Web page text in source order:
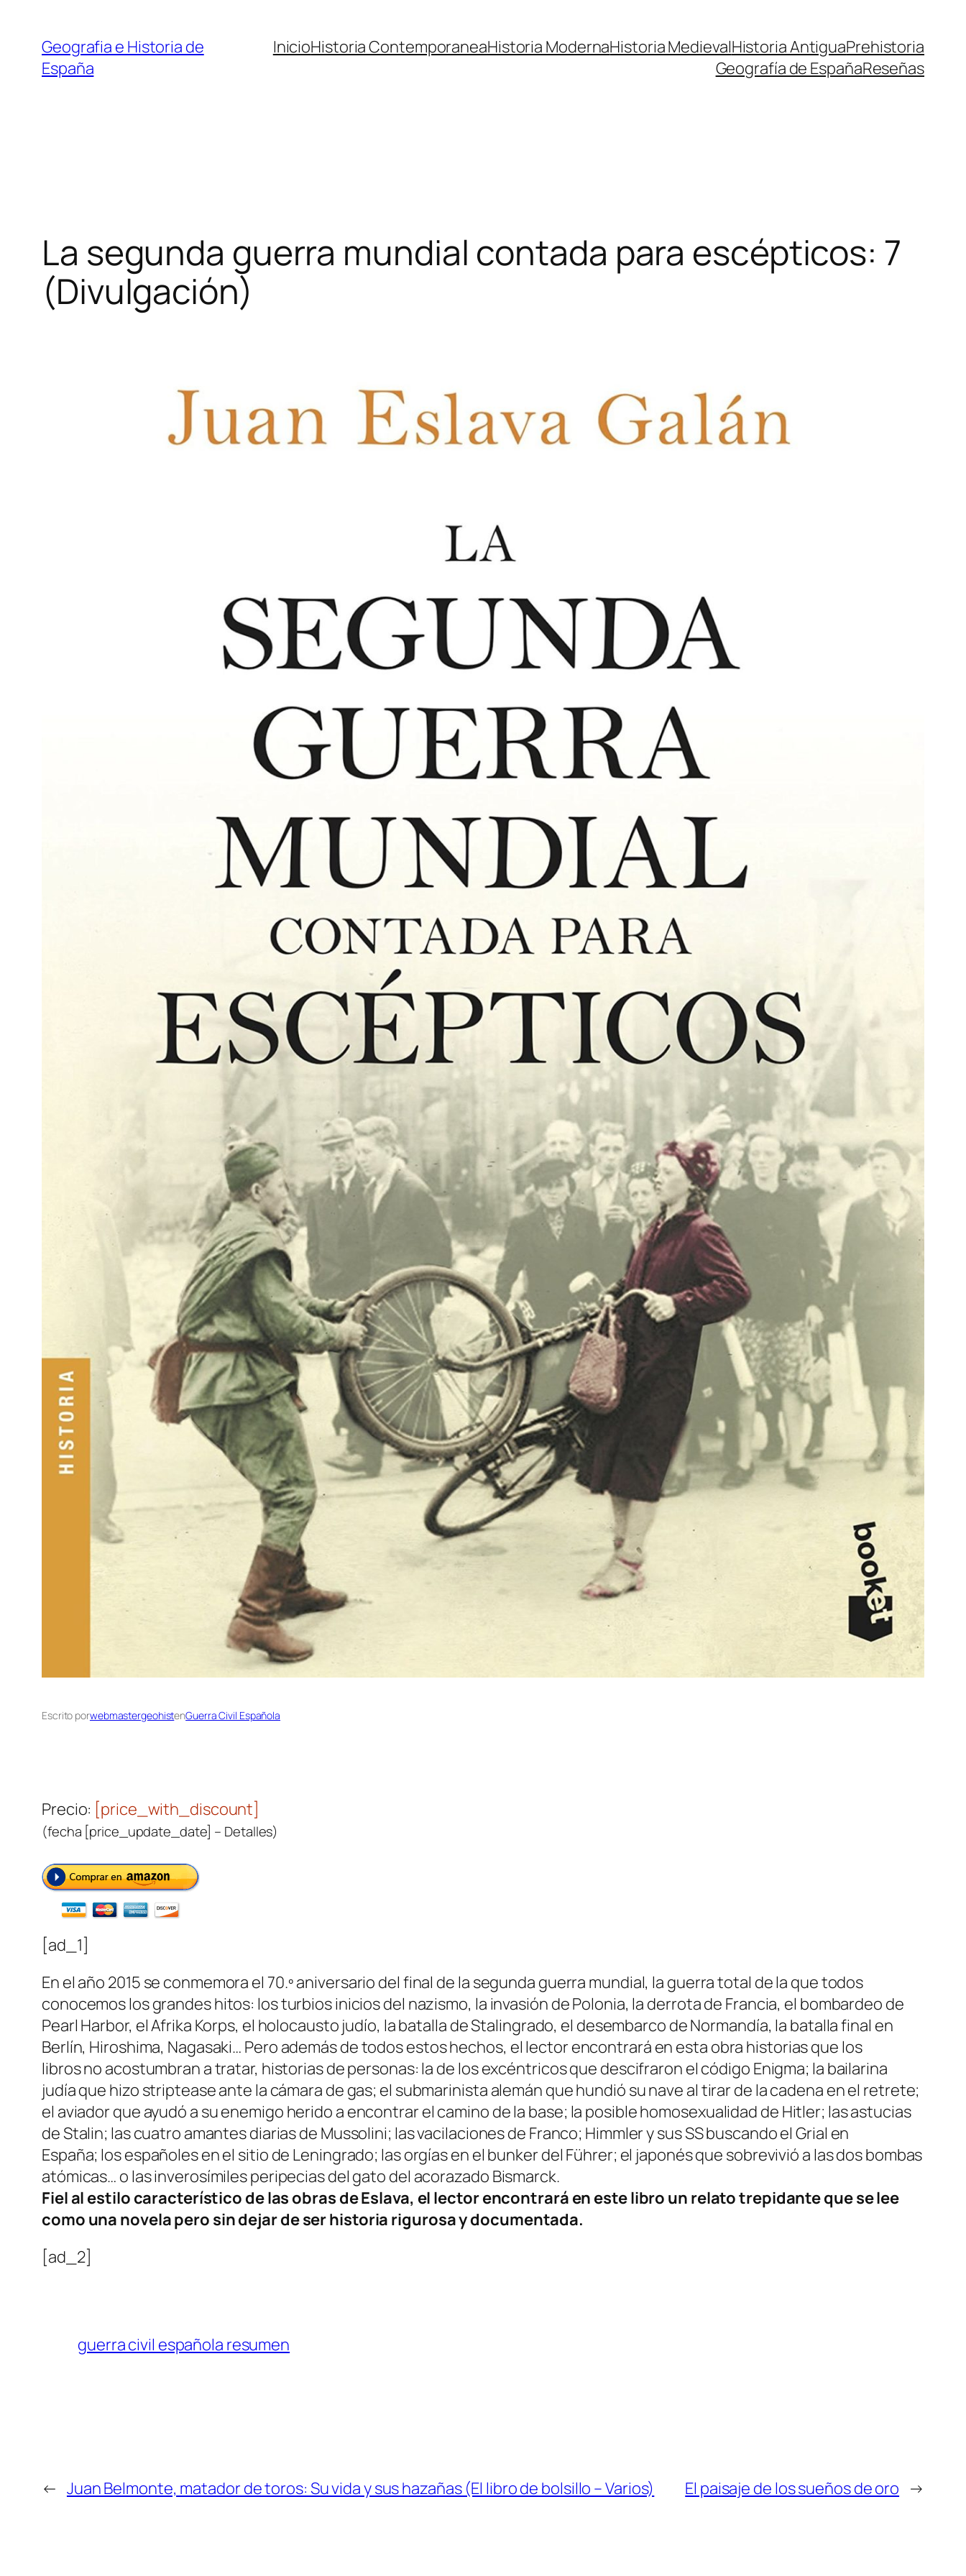
contenido
Geografia e Historia de
España
InicioHistoria ContemporaneaHistoria ModernaHistoria MedievalHistoria AntiguaPrehistoria
Geografía de EspañaReseñas
La segunda guerra mundial contada para escépticos: 7
(Divulgación)
Escrito porwebmastergeohistenGuerra Civil Española
Precio: [price_with_discount]
(fecha [price_update_date] – Detalles)
[ad_1]
En el año 2015 se conmemora el 70.º aniversario del final de la segunda guerra mundial, la guerra total de la que todos
conocemos los grandes hitos: los turbios inicios del nazismo, la invasión de Polonia, la derrota de Francia, el bombardeo de
Pearl Harbor, el Afrika Korps, el holocausto judío, la batalla de Stalingrado, el desembarco de Normandía, la batalla final en
Berlín, Hiroshima, Nagasaki… Pero además de todos estos hechos, el lector encontrará en esta obra historias que los
libros no acostumbran a tratar, historias de personas: la de los excéntricos que descifraron el código Enigma; la bailarina
judía que hizo striptease ante la cámara de gas; el submarinista alemán que hundió su nave al tirar de la cadena en el retrete;
el aviador que ayudó a su enemigo herido a encontrar el camino de la base; la posible homosexualidad de Hitler; las astucias
de Stalin; las cuatro amantes diarias de Mussolini; las vacilaciones de Franco; Himmler y sus SS buscando el Grial en
España; los españoles en el sitio de Leningrado; las orgías en el bunker del Führer; el japonés que sobrevivió a las dos bombas
atómicas… o las inverosímiles peripecias del gato del acorazado Bismarck.
Fiel al estilo característico de las obras de Eslava, el lector encontrará en este libro un relato trepidante que se lee
como una novela pero sin dejar de ser historia rigurosa y documentada.
[ad_2]
guerra civil española resumen
← Juan Belmonte, matador de toros: Su vida y sus hazañas (El libro de bolsillo – Varios) El paisaje de los sueños de oro →